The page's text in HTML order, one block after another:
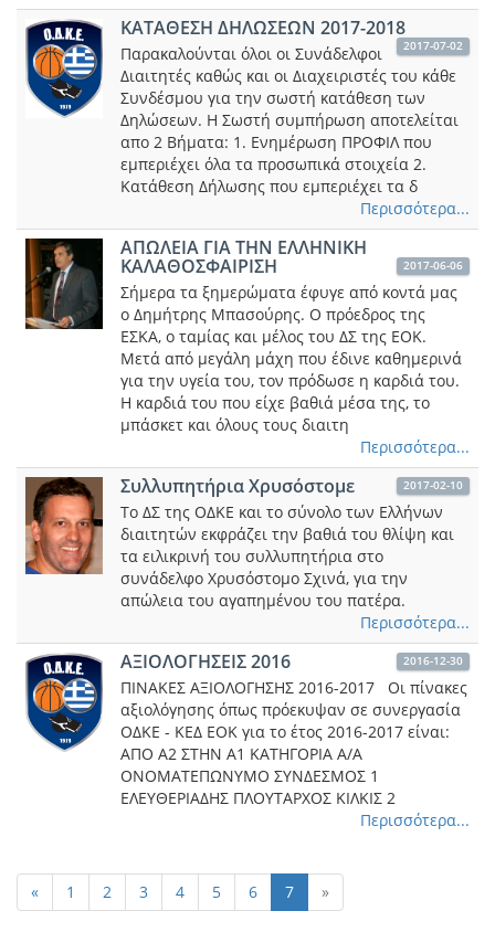
ΚΑΤΑΘΕΣΗ ΔΗΛΩΣΕΩΝ 2017-2018
2017-07-02
Παρακαλούνται όλοι οι Συνάδελφοι
Διαιτητές καθώς και οι Διαχειριστές του κάθε
Συνδέσμου για την σωστή κατάθεση των
Δηλώσεων. Η Σωστή συμπήρωση αποτελείται
απο 2 Βήματα: 1. Ενημέρωση ΠΡΟΦΙΛ που
εμπεριέχει όλα τα προσωπικά στοιχεία 2.
Κατάθεση Δήλωσης που εμπεριέχει τα δ
Περισσότερα...
ΑΠΩΛΕΙΑ ΓΙΑ ΤΗΝ ΕΛΛΗΝΙΚΗ
ΚΑΛΑΘΟΣΦΑΙΡΙΣΗ 2017-06-06
Σήμερα τα ξημερώματα έφυγε από κοντά μας
ο Δημήτρης Μπασούρης. Ο πρόεδρος της
ΕΣΚΑ, o ταμίας και μέλος του ΔΣ της ΕΟΚ.
Μετά από μεγάλη μάχη που έδινε καθημερινά
για την υγεία του, τον πρόδωσε η καρδιά του.
Η καρδιά του που είχε βαθιά μέσα της, το
μπάσκετ και όλους τους διαιτη
Περισσότερα...
Συλλυπητήρια Χρυσόστομε 2017-02-10
Το ΔΣ της ΟΔΚΕ και το σύνολο των Ελλήνων
διαιτητών εκφράζει την βαθιά του θλίψη και
τα ειλικρινή του συλλυπητήρια στο
συνάδελφο Χρυσόστομο Σχινά, για την
απώλεια του αγαπημένου του πατέρα.
Περισσότερα...
ΑΞΙΟΛΟΓΗΣΕΙΣ 2016 2016-12-30
ΠΙΝΑΚΕΣ ΑΞΙΟΛΟΓΗΣΗΣ 2016-2017 Οι πίνακες
αξιολόγησης όπως πρόεκυψαν σε συνεργασία
ΟΔΚΕ - ΚΕΔ ΕΟΚ για το έτος 2016-2017 είναι:
ΑΠΟ Α2 ΣTHN Α1 ΚΑΤΗΓΟΡΙΑ A/A
ΟΝΟΜΑΤΕΠΩΝΥΜΟ ΣΥΝΔΕΣΜΟΣ 1
ΕΛΕΥΘΕΡΙΑΔΗΣ ΠΛΟΥΤΑΡΧΟΣ ΚΙΛΚΙΣ 2
Περισσότερα...
« 1 2 3 4 5 6 7 »